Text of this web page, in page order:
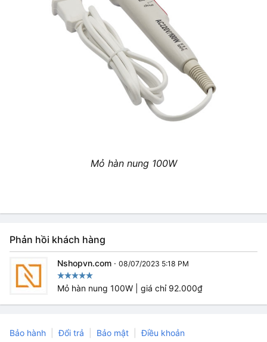
Mỏ hàn nung 100W
Phản hồi khách hàng
Nshopvn.com · 08/07/2023 5:18 PM
Mỏ hàn nung 100W | giá chỉ 92.000₫
Bảo hành Đổi trả Bảo mật Điều khoản